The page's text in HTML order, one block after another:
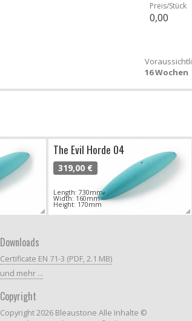
Preis/Stück
0,00
16 Wochen
The Evil Horde 04
319,00 €
Length: 730mm
Width: 160mm
Height: 170mm
Downloads
Certificate EN 71-3 (PDF, 2.1 MB)
und mehr ...
Copyright
Copyright 2026 Bleaustone Alle Inhalte ©